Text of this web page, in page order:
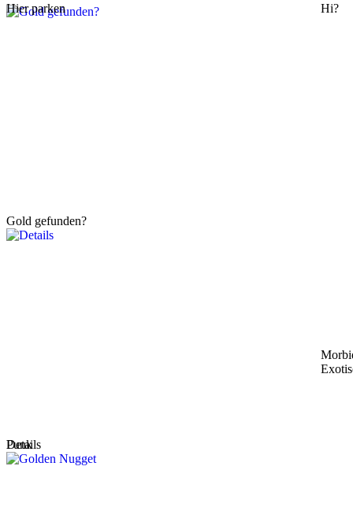
Hier parken
Gold gefunden?
Details
Hi?
Punk